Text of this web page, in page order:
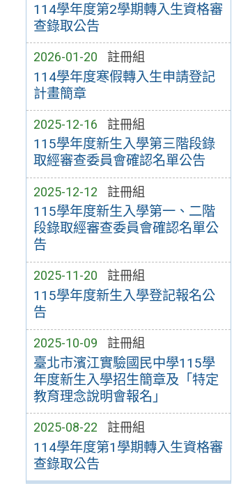
114學年度第2學期轉入生資格審
查錄取公告
2026-01-20 註冊組
114學年度寒假轉入生申請登記
計畫簡章
2025-12-16 註冊組
115學年度新生入學第三階段錄
取經審查委員會確認名單公告
2025-12-12 註冊組
115學年度新生入學第一、二階
段錄取經審查委員會確認名單公
告
2025-11-20 註冊組
115學年度新生入學登記報名公
告
2025-10-09 註冊組
臺北市濱江實驗國民中學115學
年度新生入學招生簡章及「特定
教育理念說明會報名」
2025-08-22 註冊組
114學年度第1學期轉入生資格審
查錄取公告